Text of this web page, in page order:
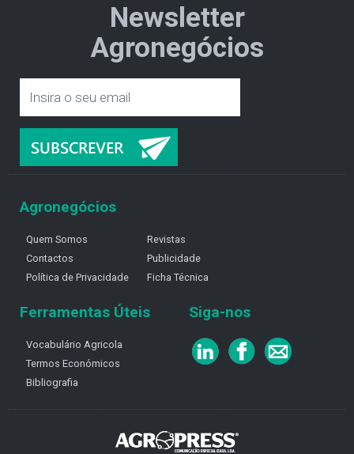
Newsletter
Agronegócios
Agronegócios
Quem Somos
Contactos
Política de Privacidade
Revistas
Publicidade
Ficha Técnica
Ferramentas Úteis
Vocabulário Agricola
Termos Económicos
Bibliografia
Siga-nos